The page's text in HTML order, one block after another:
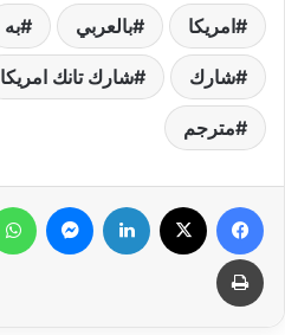
امريكا بالعربي به
شارك شارك تانك امريكا
مترجم
فيسبوك لينكدإن ماسنجر
طباعة